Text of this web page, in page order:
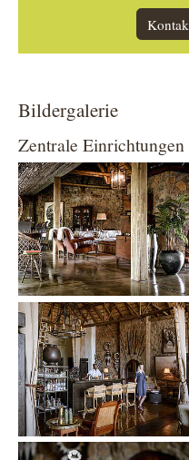
Bildergalerie
Zentrale Einrichtungen
Show larger version
Show larger version
Show larger version